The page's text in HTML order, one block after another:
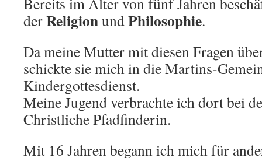
derReligionundPhilosophie.
Da meine Mutter mit diesen Fragen
schickte sie mich in die Martins-
Kindergottesdienst.
Meine Jugend verbrachte ich dort bei
Christliche Pfadfinderin.
Mit 16 Jahren begann ich mich für